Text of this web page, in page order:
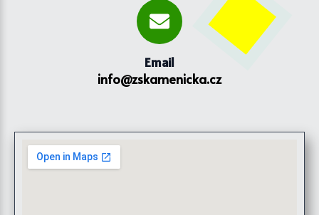
Email
info@zskamenicka.cz